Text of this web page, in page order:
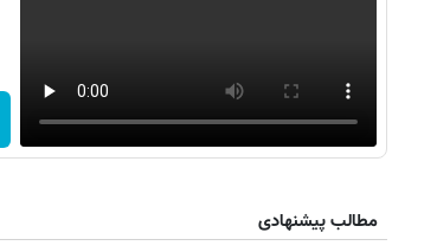
مطالب پیشنهادی
روزنامه‌های اقتصادی چهارشنبه ۱۴ مرداد ۱۴۰۵